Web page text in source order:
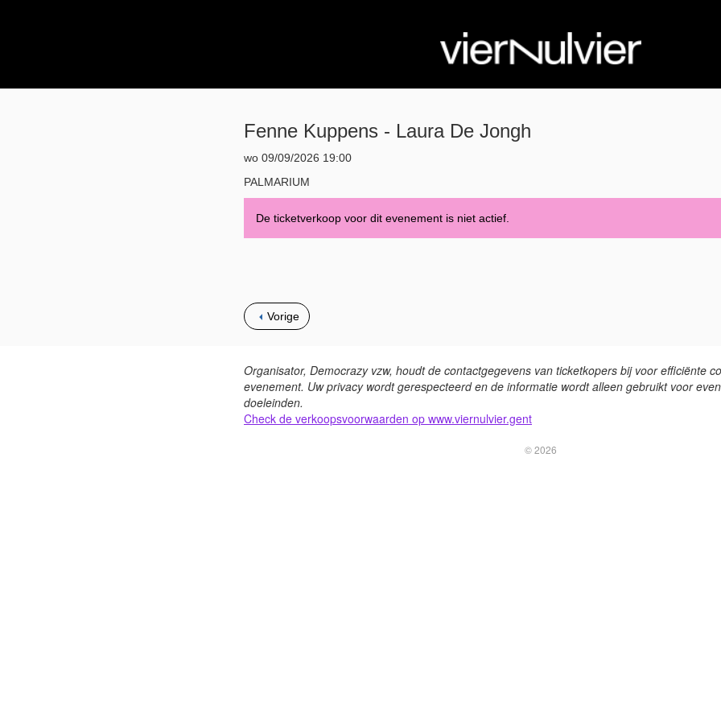
Fenne Kuppens - Laura De Jongh
wo 09/09/2026 19:00
PALMARIUM
De ticketverkoop voor dit evenement is niet actief.
Vorige
Organisator, Democrazy vzw, houdt de contactgegevens van ticketkopers bij voor efficiënte
evenement. Uw privacy wordt gerespecteerd en de informatie wordt alleen gebruikt voor
doeleinden.
Check de verkoopsvoorwaarden op www.viernulvier.gent
© 2026